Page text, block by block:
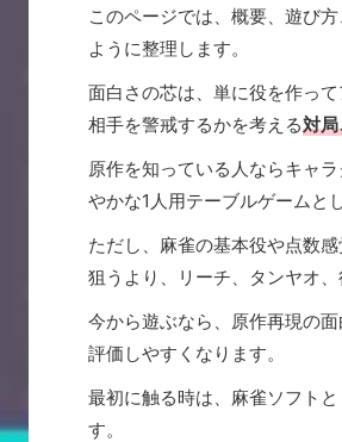
このページでは、概要、遊び
ように整理します。
面白さの芯は、単に役を作っ
相手を警戒するかを考える対
原作を知っている人ならキャ
やかな1人用テーブルゲームと
ただし、麻雀の基本役や点数
狙うより、リーチ、タンヤオ
今から遊ぶなら、原作再現の
評価しやすくなります。
最初に触る時は、麻雀ソフト
す。